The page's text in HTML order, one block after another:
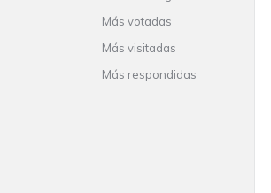
Más votadas
Más visitadas
Más respondidas